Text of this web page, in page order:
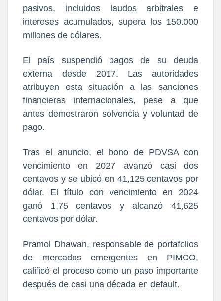
pasivos, incluidos laudos arbitrales e
intereses acumulados, supera los 150.000
millones de dólares.
El país suspendió pagos de su deuda
externa desde 2017. Las autoridades
atribuyen esta situación a las sanciones
financieras internacionales, pese a que
antes demostraron solvencia y voluntad de
pago.
Tras el anuncio, el bono de PDVSA con
vencimiento en 2027 avanzó casi dos
centavos y se ubicó en 41,125 centavos por
dólar. El título con vencimiento en 2024
ganó 1,75 centavos y alcanzó 41,625
centavos por dólar.
Pramol Dhawan, responsable de portafolios
de mercados emergentes en PIMCO,
calificó el proceso como un paso importante
después de casi una década en default.